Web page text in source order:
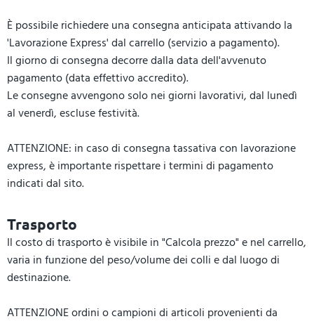
È possibile richiedere una consegna anticipata attivando la
'Lavorazione Express' dal carrello (servizio a pagamento).
Il giorno di consegna decorre dalla data dell'avvenuto
pagamento (data effettivo accredito).
Le consegne avvengono solo nei giorni lavorativi, dal lunedì
al venerdì, escluse festività.
ATTENZIONE: in caso di consegna tassativa con lavorazione
express, è importante rispettare i termini di pagamento
indicati dal sito.
Trasporto
Il costo di trasporto è visibile in "Calcola prezzo" e nel carrello,
varia in funzione del peso/volume dei colli e dal luogo di
destinazione.
ATTENZIONE ordini o campioni di articoli provenienti da